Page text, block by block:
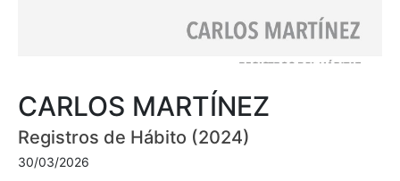
CARLOS MARTÍNEZ
Registros de Hábito (2024)
30/03/2026